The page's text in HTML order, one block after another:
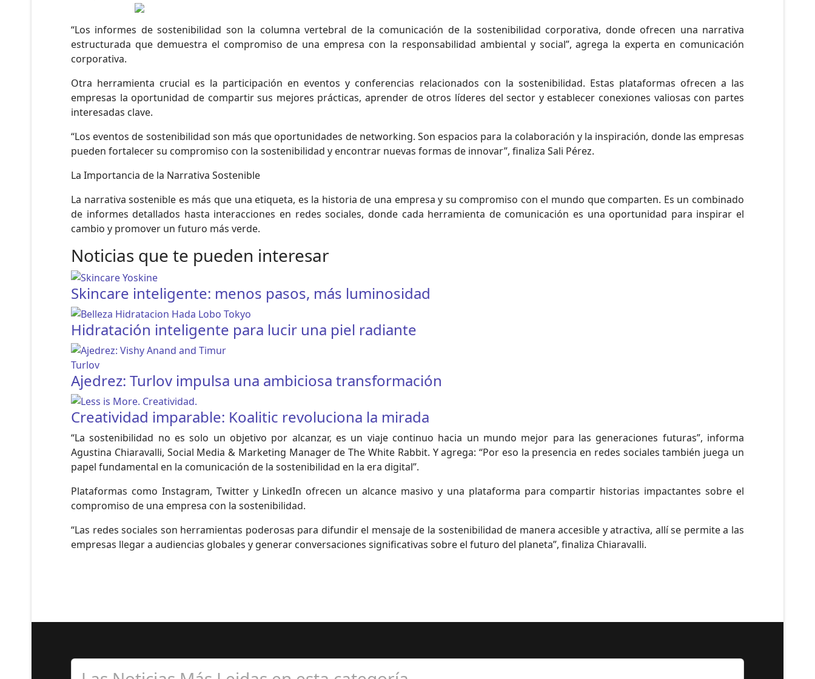
“Los informes de sostenibilidad son la columna vertebral de la comunicación de la sostenibilidad corporativa, donde ofrecen una narrativa
estructurada que demuestra el compromiso de una empresa con la responsabilidad ambiental y social”, agrega la experta en comunicación
corporativa.
Otra herramienta crucial es la participación en eventos y conferencias relacionados con la sostenibilidad. Estas plataformas ofrecen a las
empresas la oportunidad de compartir sus mejores prácticas, aprender de otros líderes del sector y establecer conexiones valiosas con partes
interesadas clave.
“Los eventos de sostenibilidad son más que oportunidades de networking. Son espacios para la colaboración y la inspiración, donde las empresas
pueden fortalecer su compromiso con la sostenibilidad y encontrar nuevas formas de innovar”, finaliza Sali Pérez.
La Importancia de la Narrativa Sostenible
La narrativa sostenible es más que una etiqueta, es la historia de una empresa y su compromiso con el mundo que comparten. Es un combinado
de informes detallados hasta interacciones en redes sociales, donde cada herramienta de comunicación es una oportunidad para inspirar el
cambio y promover un futuro más verde.
Noticias que te pueden interesar
Skincare inteligente: menos pasos, más luminosidad
Hidratación inteligente para lucir una piel radiante
Ajedrez: Turlov impulsa una ambiciosa transformación
Creatividad imparable: Koalitic revoluciona la mirada
“La sostenibilidad no es solo un objetivo por alcanzar, es un viaje continuo hacia un mundo mejor para las generaciones futuras”, informa
Agustina Chiaravalli, Social Media & Marketing Manager de The White Rabbit. Y agrega: “Por eso la presencia en redes sociales también juega un
papel fundamental en la comunicación de la sostenibilidad en la era digital”.
Plataformas como Instagram, Twitter y LinkedIn ofrecen un alcance masivo y una plataforma para compartir historias impactantes sobre el
compromiso de una empresa con la sostenibilidad.
“Las redes sociales son herramientas poderosas para difundir el mensaje de la sostenibilidad de manera accesible y atractiva, allí se permite a las
empresas llegar a audiencias globales y generar conversaciones significativas sobre el futuro del planeta”, finaliza Chiaravalli.